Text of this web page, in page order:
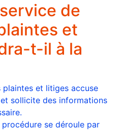
de
et
t-il à la
et litiges accuse
sollicite des informations
se déroule par